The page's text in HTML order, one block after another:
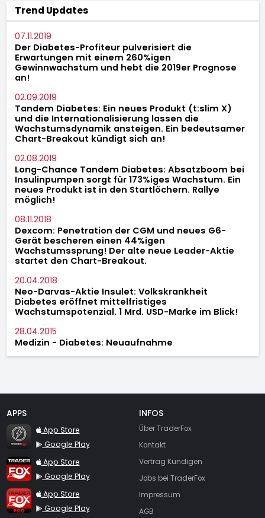
Trend Updates
07.11.2019
Der Diabetes-Profiteur pulverisiert die
Erwartungen mit einem 260%igen
Gewinnwachstum und hebt die 2019er Prognose
an!
02.09.2019
Tandem Diabetes: Ein neues Produkt (t:slim X)
und die Internationalisierung lassen die
Wachstumsdynamik ansteigen. Ein bedeutsamer
Chart-Breakout kündigt sich an!
02.08.2019
Long-Chance Tandem Diabetes: Absatzboom bei
Insulinpumpen sorgt für 173%iges Wachstum. Ein
neues Produkt ist in den Startlöchern. Rallye
möglich!
08.11.2018
Dexcom: Penetration der CGM und neues G6-
Gerät bescheren einen 44%igen
Wachstumssprung! Der alte neue Leader-Aktie
startet den Chart-Breakout.
20.04.2018
Neo-Darvas-Aktie Insulet: Volkskrankheit
Diabetes eröffnet mittelfristiges
Wachstumspotenzial. 1 Mrd. USD-Marke im Blick!
28.04.2015
Medizin - Diabetes: Neuaufnahme
APPS
TraderFox Flash
App Store
Google Play
TraderFox App
App Store
Google Play
TraderFox Pro
App Store
Google Play
INFOS
Über TraderFox
Kontakt
Vertrag Kündigen
Jobs bei TraderFox
Impressum
AGB